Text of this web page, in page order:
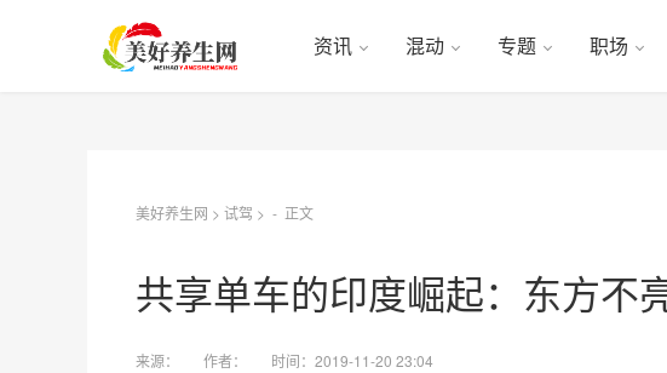
资讯 混动 专题 职场
美好养生网 > 试驾 > - 正文
共享单车的印度崛起：东方不
来源： 作者： 时间：2019-11-20 23:04